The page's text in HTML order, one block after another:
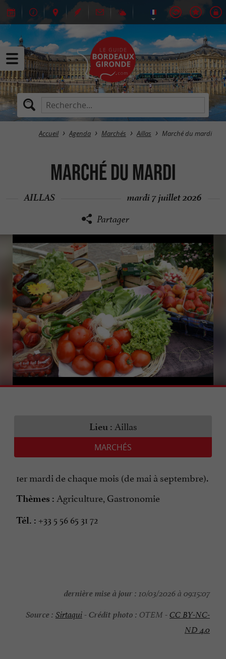
Accueil Agenda Marchés Aillas Marché du mardi
Marché du mardi
AILLAS mardi 7 juillet 2026
Partager
Lieu : Aillas
MARCHÉS
1er mardi de chaque mois (de mai à septembre).
Thèmes : Agriculture, Gastronomie
Tél. : +33 5 56 65 31 72
dernière mise à jour : 10/03/2026 à 09:15:07
Source : Sirtaqui-Crédit photo : OTEM -CC BY-NC-
ND 4.0